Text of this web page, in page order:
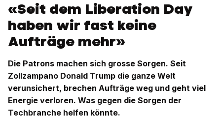
«Seit dem Liberation Day
haben wir fast keine
Aufträge mehr»
Die Patrons machen sich grosse Sorgen. Seit
Zollzampano Donald Trump die ganze Welt
verunsichert, brechen Aufträge weg und geht viel
Energie verloren. Was gegen die Sorgen der
Techbranche helfen könnte.